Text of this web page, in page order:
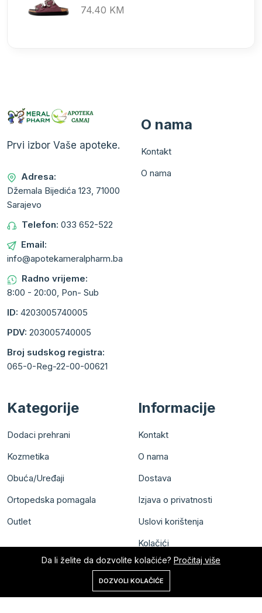
74.40 KM
Prvi izbor Vaše apoteke.
Adresa:
Džemala Bijedića 123, 71000
Sarajevo
Telefon: 033 652-522
Email:
info@apotekameralpharm.ba
Radno vrijeme:
8:00 - 20:00, Pon- Sub
ID: 4203005740005
PDV: 203005740005
Broj sudskog registra:
065-0-Reg-22-00-00621
O nama
Kontakt
O nama
Kategorije
Dodaci prehrani
Kozmetika
Obuća/Uređaji
Ortopedska pomagala
Outlet
Informacije
Kontakt
O nama
Dostava
Izjava o privatnosti
Uslovi korištenja
Kolačići
Korpa
Da li želite da dozvolite kolačiće? Pročitaj više
DOZVOLI KOLAČIĆE